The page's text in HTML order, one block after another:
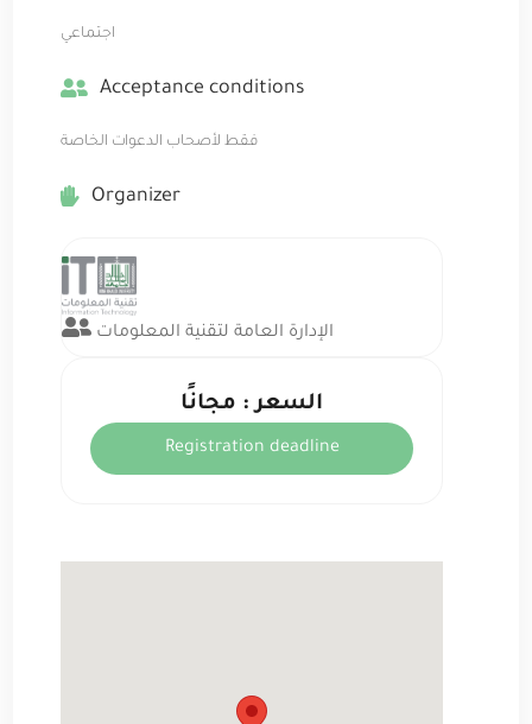
اجتماعي
Acceptance conditions
فقط لأصحاب الدعوات الخاصة
Organizer
الإدارة العامة لتقنية المعلومات
السعر : مجانًا
Registration deadline